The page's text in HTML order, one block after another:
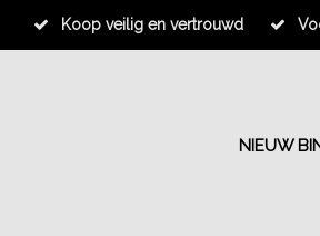
Koop veilig en vertrouwd
NIEUW